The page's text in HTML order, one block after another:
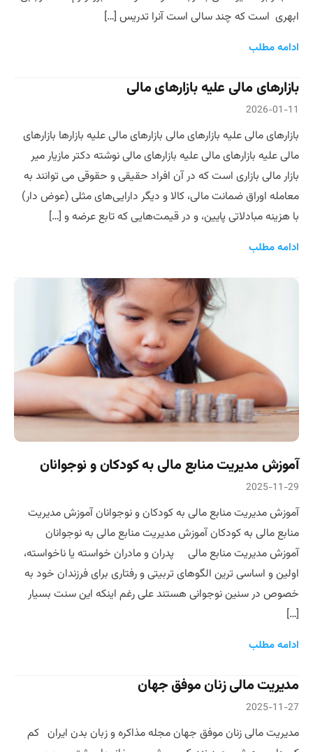
ابهری است که چند سالی است آنرا تدریس […]
ادامه مطلب
بازارهای مالی علیه بازارهای مالی
2026-01-11
بازارهای مالی علیه بازارهای مالی بازارهای مالی علیه بازارها بازارهای
مالی علیه بازارهای مالی علیه بازارهای مالی نوشته دکتر مازیار میر
بازار مالی بازاری است که در آن افراد حقیقی و حقوقی می توانند به
معامله اوراق ضمانت مالی، کالا و دیگر دارایی‌های مثلی (عوض دار)
با هزینه مبادلاتی پایین، و در قیمت‌هایی که تابع عرضه و […]
ادامه مطلب
آموزش مدیریت منابع مالی به کودکان و نوجوانان
2025-11-29
آموزش مدیریت منابع مالی به کودکان و نوجوانان آموزش مدیریت
منابع مالی به کودکان آموزش مدیریت منابع مالی به نوجوانان
آموزش مدیریت منابع مالی پدران و مادران خواسته یا ناخواسته،
اولین و اساسی ترین الگوهای تربیتی و رفتاری برای فرزندان خود به
خصوص در سنین نوجوانی هستند علی رغم اینکه این سنت بسیار
[…]
ادامه مطلب
مدیریت مالی زنان موفق جهان
2025-11-27
مدیریت مالی زنان موفق جهان مجله مذاکره و زبان بدن ایران کم